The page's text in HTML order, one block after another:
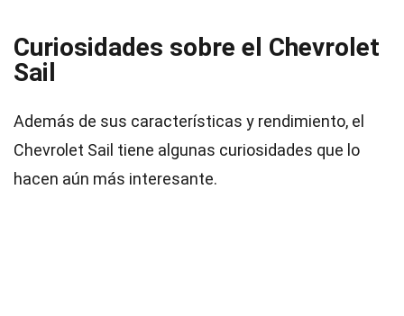
Curiosidades sobre el Chevrolet
Sail
Además de sus características y rendimiento, el
Chevrolet Sail tiene algunas curiosidades que lo
hacen aún más interesante.